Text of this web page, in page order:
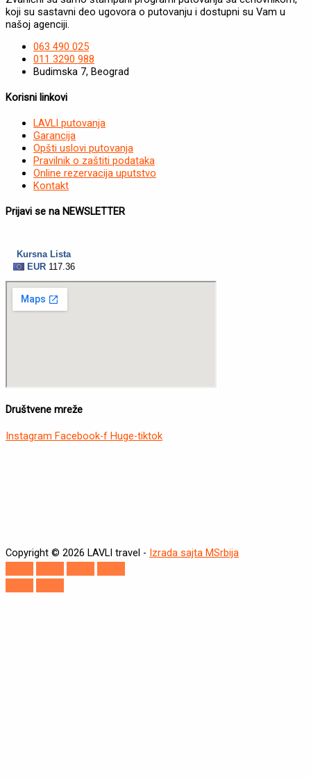
koji su sastavni deo ugovora o putovanju i dostupni su Vam u
našoj agenciji.
063 490 025
011 3290 988
Budimska 7, Beograd
Korisni linkovi
LAVLI putovanja
Garancija
Opšti uslovi putovanja
Pravilnik o zaštiti podataka
Online rezervacija uputstvo
Kontakt
Prijavi se na NEWSLETTER
Društvene mreže
Instagram Facebook-f Huge-tiktok
Copyright © 2026 LAVLI travel - Izrada sajta MSrbija